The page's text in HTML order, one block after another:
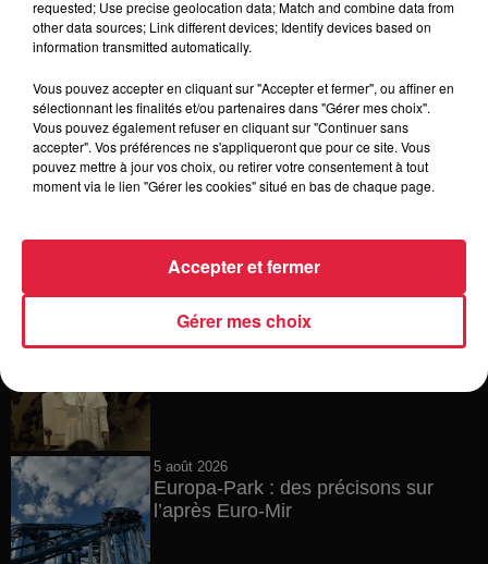
6 août 2026
Tags antisémites à Strasbourg :
6 août 2026
Au zoo de Mulhouse : rencontre
6 août 2026
Les dernières infos sur la venue du
5 août 2026
Europa-Park : des précisons sur
l’après Euro-Mir
requested; Use precise geolocation data; Match and combine data from
other data sources; Link different devices; Identify devices based on
information transmitted automatically.
Vous pouvez accepter en cliquant sur "Accepter et fermer", ou affiner en
sélectionnant les finalités et/ou partenaires dans "Gérer mes choix".
Vous pouvez également refuser en cliquant sur "Continuer sans
accepter". Vos préférences ne s'appliqueront que pour ce site. Vous
pouvez mettre à jour vos choix, ou retirer votre consentement à tout
moment via le lien "Gérer les cookies" situé en bas de chaque page.
Gérer mes choix
Accepter et fermer